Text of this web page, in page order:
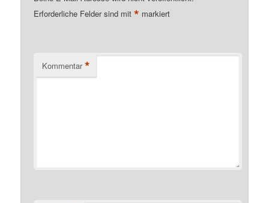
Erforderliche Felder sind mit* markiert
Kommentar *